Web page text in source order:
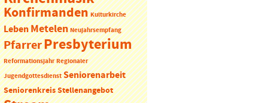
Konfirmanden Kulturkirche
LebenMetelen Neujahrsempfang
PfarrerPresbyterium
Reformationsjahr Regionaler
Jugendgottesdienst Seniorenarbeit
Seniorenkreis Stellenangebot